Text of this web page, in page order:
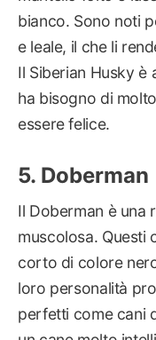
bianco. Sono noti
e leale, il che li
Il Siberian Husky è
ha bisogno di
essere felice.
Doberman
Il Doberman è una
muscolosa. Questi
corto di colore
loro personalità
perfetti come cani